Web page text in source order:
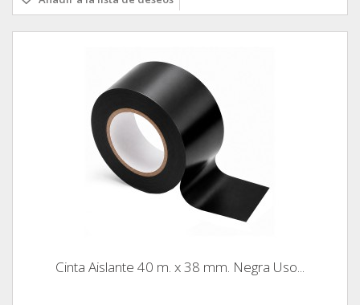
Cinta Aislante 40 m. x 38 mm. Negra Uso...